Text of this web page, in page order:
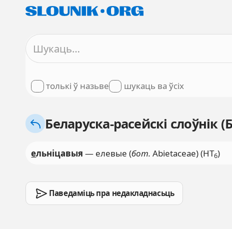
толькі ў назьве шукаць ва ўсіх
Беларуска-расейскі слоўнік
ельніцавыя — елевые (бот. Abietaceae) (НТ6)
Паведаміць пра недакладнасьць